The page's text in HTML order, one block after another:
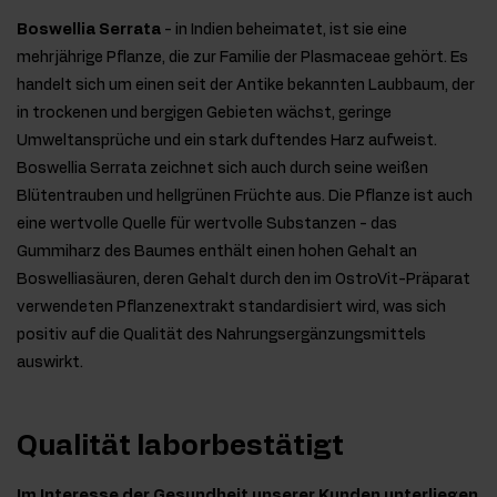
Boswellia Serrata - in Indien beheimatet, ist sie eine
mehrjährige Pflanze, die zur Familie der Plasmaceae gehört. Es
handelt sich um einen seit der Antike bekannten Laubbaum, der
in trockenen und bergigen Gebieten wächst, geringe
Umweltansprüche und ein stark duftendes Harz aufweist.
Boswellia Serrata zeichnet sich auch durch seine weißen
Blütentrauben und hellgrünen Früchte aus. Die Pflanze ist auch
eine wertvolle Quelle für wertvolle Substanzen - das
Gummiharz des Baumes enthält einen hohen Gehalt an
Boswelliasäuren, deren Gehalt durch den im OstroVit-Präparat
verwendeten Pflanzenextrakt standardisiert wird, was sich
positiv auf die Qualität des Nahrungsergänzungsmittels
auswirkt.
Qualität laborbestätigt